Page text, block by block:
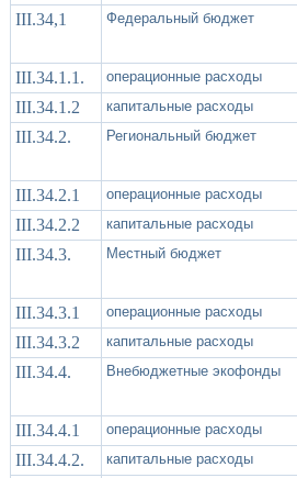
III.34,1 Федеральный бюджет
III.34.1.1. операционные расходы
III.34.1.2 капитальные расходы
III.34.2. Региональный бюджет
III.34.2.1 операционные расходы
III.34.2.2 капитальные расходы
III.34.3. Местный бюджет
III.34.3.1 операционные расходы
III.34.3.2 капитальные расходы
III.34.4. Внебюджетные экофонды
III.34.4.1 операционные расходы
III.34.4.2. капитальные расходы